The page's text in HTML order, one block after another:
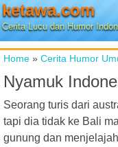
ketawa.com
Cerita Lucu dan Humor
Home » Cerita Humor
Nyamuk
Seorang turis dari
tapi dia tidak ke Bali
gunung dan